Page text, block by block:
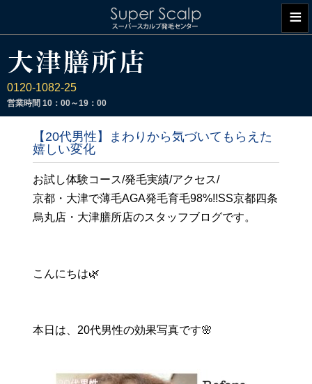
0120-1082-25
営業時間 10：00～19：00
≡
【20代男性】まわりから気づいてもらえた
嬉しい変化
お試し体験コース/発毛実績/アクセス/
京都・大津で薄毛AGA発毛育毛98%!!SS京都四条
烏丸店・大津膳所店のスタッフブログです。
こんにちは🌿
本日は、20代男性の効果写真です🌸